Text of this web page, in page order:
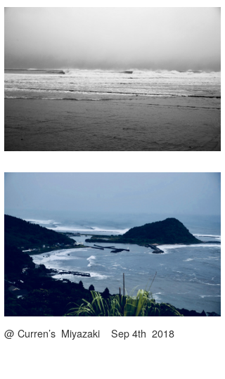
@ Curren’s Miyazaki Sep 4th 2018